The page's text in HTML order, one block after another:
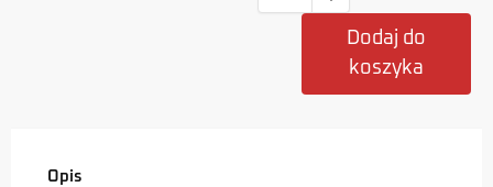
Dodaj do
koszyka
Opis